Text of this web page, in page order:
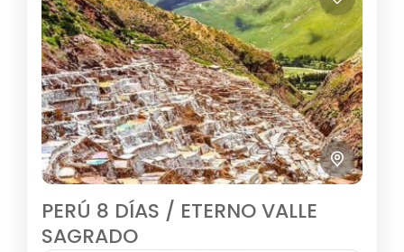
PERÚ 8 DÍAS / ETERNO VALLE
SAGRADO